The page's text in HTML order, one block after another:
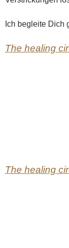
Ich begleite Dich
The healing
The healing